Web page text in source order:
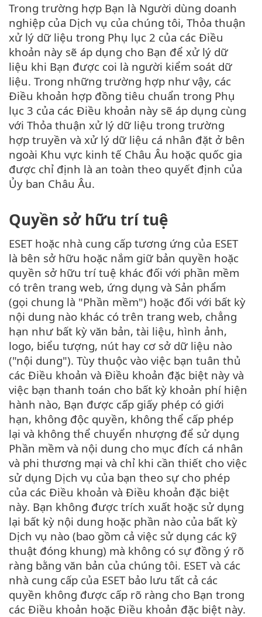
Trong trường hợp Bạn là Người dùng doanh
nghiệp của Dịch vụ của chúng tôi, Thỏa thuận
xử lý dữ liệu trong Phụ lục 2 của các Điều
khoản này sẽ áp dụng cho Bạn để xử lý dữ
liệu khi Bạn được coi là người kiểm soát dữ
liệu. Trong những trường hợp như vậy, các
Điều khoản hợp đồng tiêu chuẩn trong Phụ
lục 3 của các Điều khoản này sẽ áp dụng cùng
với Thỏa thuận xử lý dữ liệu trong trường
hợp truyền và xử lý dữ liệu cá nhân đặt ở bên
ngoài Khu vực kinh tế Châu Âu hoặc quốc gia
được chỉ định là an toàn theo quyết định của
Ủy ban Châu Âu.
Quyền sở hữu trí tuệ
ESET hoặc nhà cung cấp tương ứng của ESET
là bên sở hữu hoặc nắm giữ bản quyền hoặc
quyền sở hữu trí tuệ khác đối với phần mềm
có trên trang web, ứng dụng và Sản phẩm
(gọi chung là "Phần mềm") hoặc đối với bất kỳ
nội dung nào khác có trên trang web, chẳng
hạn như bất kỳ văn bản, tài liệu, hình ảnh,
logo, biểu tượng, nút hay cơ sở dữ liệu nào
("nội dung"). Tùy thuộc vào việc bạn tuân thủ
các Điều khoản và Điều khoản đặc biệt này và
việc bạn thanh toán cho bất kỳ khoản phí hiện
hành nào, Bạn được cấp giấy phép có giới
hạn, không độc quyền, không thể cấp phép
lại và không thể chuyển nhượng để sử dụng
Phần mềm và nội dung cho mục đích cá nhân
và phi thương mại và chỉ khi cần thiết cho việc
sử dụng Dịch vụ của bạn theo sự cho phép
của các Điều khoản và Điều khoản đặc biệt
này. Bạn không được trích xuất hoặc sử dụng
lại bất kỳ nội dung hoặc phần nào của bất kỳ
Dịch vụ nào (bao gồm cả việc sử dụng các kỹ
thuật đóng khung) mà không có sự đồng ý rõ
ràng bằng văn bản của chúng tôi. ESET và các
nhà cung cấp của ESET bảo lưu tất cả các
quyền không được cấp rõ ràng cho Bạn trong
các Điều khoản hoặc Điều khoản đặc biệt này.